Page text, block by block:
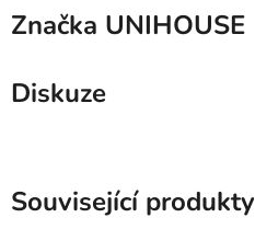
Značka UNIHOUSE
Diskuze
Související produkty